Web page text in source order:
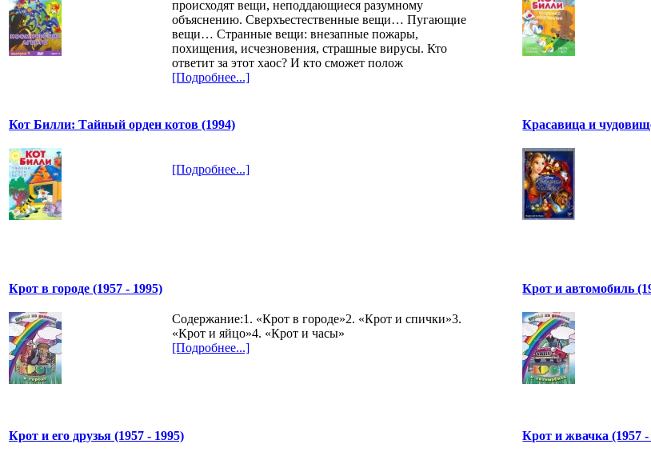
происходят вещи, неподдающиеся разумному
объяснению. Сверхъестественные вещи… Пугающие
вещи… Странные вещи: внезапные пожары,
похищения, исчезновения, страшные вирусы. Кто
ответит за этот хаос? И кто сможет полож
[Подробнее...]
Кот Билли: Тайный орден котов (1994)
[Подробнее...]
Красавица и
Крот в городе (1957 - 1995)
Содержание:1. «Крот в городе»2. «Крот и спички»3.
«Крот и яйцо»4. «Крот и часы»
[Подробнее...]
Крот и автомобиль
Крот и его друзья (1957 - 1995) Крот и жвачка (1957 -